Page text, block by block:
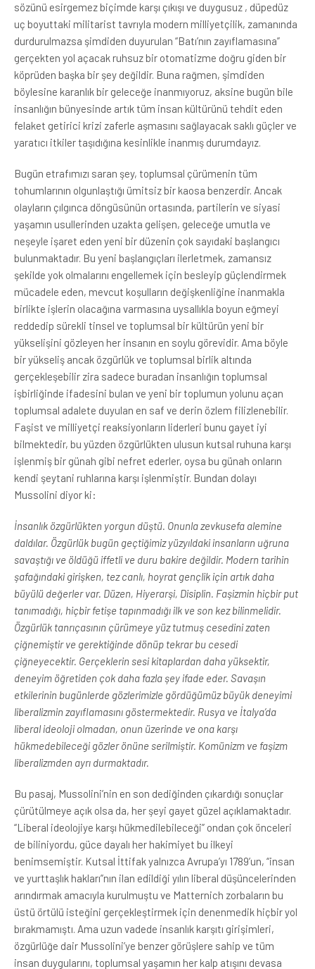
sözünü esirgemez biçimde karşı çıkışı ve duygusuz , düpedüz
uç boyuttaki militarist tavrıyla modern milliyetçilik, zamanında
durdurulmazsa şimdiden duyurulan “Batı’nın zayıflamasına”
gerçekten yol açacak ruhsuz bir otomatizme doğru giden bir
köprüden başka bir şey değildir. Buna rağmen, şimdiden
böylesine karanlık bir geleceğe inanmıyoruz, aksine bugün bile
insanlığın bünyesinde artık tüm insan kültürünü tehdit eden
felaket getirici krizi zaferle aşmasını sağlayacak saklı güçler ve
yaratıcı itkiler taşıdığına kesinlikle inanmış durumdayız.
Bugün etrafımızı saran şey, toplumsal çürümenin tüm
tohumlarının olgunlaştığı ümitsiz bir kaosa benzerdir. Ancak
olayların çılgınca döngüsünün ortasında, partilerin ve siyasi
yaşamın usullerinden uzakta gelişen, geleceğe umutla ve
neşeyle işaret eden yeni bir düzenin çok sayıdaki başlangıcı
bulunmaktadır. Bu yeni başlangıçları ilerletmek, zamansız
şekilde yok olmalarını engellemek için besleyip güçlendirmek
mücadele eden, mevcut koşulların değişkenliğine inanmakla
birlikte işlerin olacağına varmasına uysallıkla boyun eğmeyi
reddedip sürekli tinsel ve toplumsal bir kültürün yeni bir
yükselişini gözleyen her insanın en soylu görevidir. Ama böyle
bir yükseliş ancak özgürlük ve toplumsal birlik altında
gerçekleşebilir zira sadece buradan insanlığın toplumsal
işbirliğinde ifadesini bulan ve yeni bir toplumun yolunu açan
toplumsal adalete duyulan en saf ve derin özlem filizlenebilir.
Faşist ve milliyetçi reaksiyonların liderleri bunu gayet iyi
bilmektedir, bu yüzden özgürlükten ulusun kutsal ruhuna karşı
işlenmiş bir günah gibi nefret ederler, oysa bu günah onların
kendi şeytani ruhlarına karşı işlenmiştir. Bundan dolayı
Mussolini diyor ki:
İnsanlık özgürlükten yorgun düştü. Onunla zevkusefa alemine
daldılar. Özgürlük bugün geçtiğimiz yüzyıldaki insanların uğruna
savaştığı ve öldüğü iffetli ve duru bakire değildir. Modern tarihin
şafağındaki girişken, tez canlı, hoyrat gençlik için artık daha
büyülü değerler var. Düzen, Hiyerarşi, Disiplin. Faşizmin hiçbir put
tanımadığı, hiçbir fetişe tapınmadığı ilk ve son kez bilinmelidir.
Özgürlük tanrıçasının çürümeye yüz tutmuş cesedini zaten
çiğnemiştir ve gerektiğinde dönüp tekrar bu cesedi
çiğneyecektir. Gerçeklerin sesi kitaplardan daha yüksektir,
deneyim öğretiden çok daha fazla şey ifade eder. Savaşın
etkilerinin bugünlerde gözlerimizle gördüğümüz büyük deneyimi
liberalizmin zayıflamasını göstermektedir. Rusya ve İtalya’da
liberal ideoloji olmadan, onun üzerinde ve ona karşı
hükmedebileceği gözler önüne serilmiştir. Komünizm ve faşizm
liberalizmden ayrı durmaktadır.
Bu pasaj, Mussolini’nin en son dediğinden çıkardığı sonuçlar
çürütülmeye açık olsa da, her şeyi gayet güzel açıklamaktadır.
“Liberal ideolojiye karşı hükmedilebileceği” ondan çok önceleri
de biliniyordu, güce dayalı her hakimiyet bu ilkeyi
benimsemiştir. Kutsal İttifak yalnızca Avrupa’yı 1789’un, “insan
ve yurttaşlık hakları”nın ilan edildiği yılın liberal düşüncelerinden
arındırmak amacıyla kurulmuştu ve Matternich zorbaların bu
üstü örtülü isteğini gerçekleştirmek için denenmedik hiçbir yol
bırakmamıştı. Ama uzun vadede insanlık karşıtı girişimleri,
özgürlüğe dair Mussolini’ye benzer görüşlere sahip ve tüm
insan duygularını, toplumsal yaşamın her kalp atışını devasa